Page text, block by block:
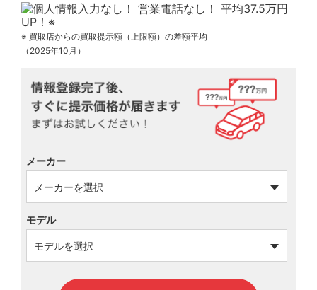
※ 買取店からの買取提示額（上限額）の差額平均
（2025年10月）
メーカー
モデル